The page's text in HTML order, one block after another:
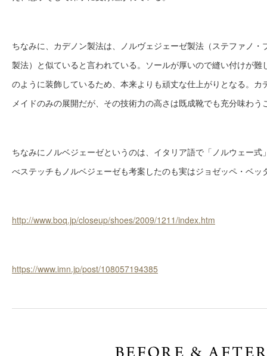
ちなみに、カデノン製法は、ノルヴェジェーゼ製法（ステファノ・
製法）と似ていると言われている。ソールが厚いので縫い付けが難
のように装飾しているため、本来よりも頑丈な仕上がりとなる。カ
メイドのみの展開だが、その技術力の高さは既成靴でも充分味わう
ちなみにノルベジェーゼというのは、イタリア語で「ノルウェー式
べステッチもノルベジェーゼも考案したのも実はジョゼッペ・ベッ
http://www.boq.jp/closeup/shoes/2009/1211/index.htm
https://www.imn.jp/post/108057194385